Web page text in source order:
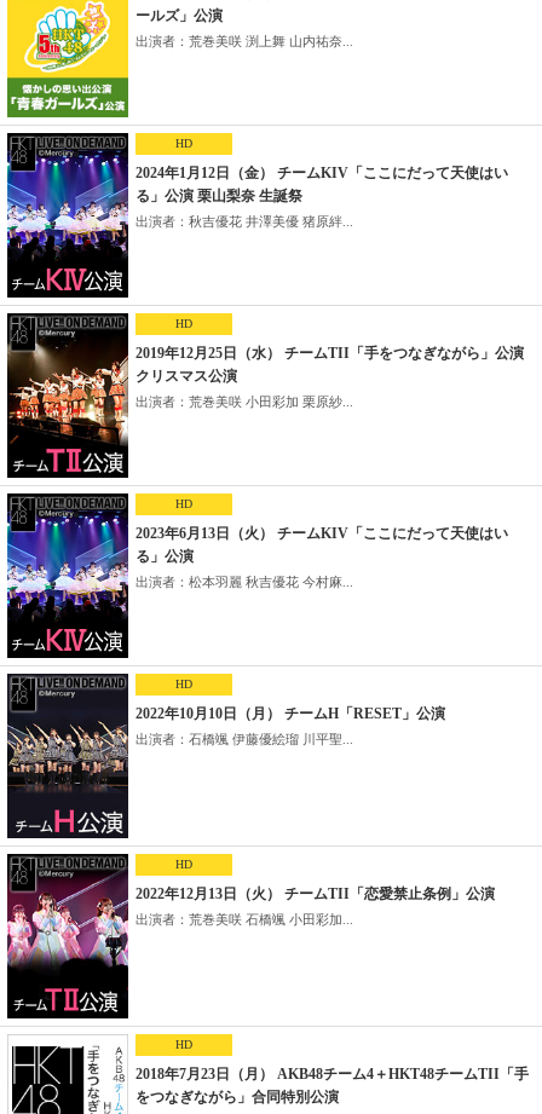
ールズ」公演
出演者：荒巻美咲 渕上舞 山内祐奈...
HD
2024年1月12日（金） チームKIV「ここにだって天使はい
る」公演 栗山梨奈 生誕祭
出演者：秋吉優花 井澤美優 猪原絆...
HD
2019年12月25日（水） チームTII「手をつなぎながら」公演
クリスマス公演
出演者：荒巻美咲 小田彩加 栗原紗...
HD
2023年6月13日（火） チームKIV「ここにだって天使はい
る」公演
出演者：松本羽麗 秋吉優花 今村麻...
HD
2022年10月10日（月） チームH「RESET」公演
出演者：石橋颯 伊藤優絵瑠 川平聖...
HD
2022年12月13日（火） チームTII「恋愛禁止条例」公演
出演者：荒巻美咲 石橋颯 小田彩加...
HD
2018年7月23日（月） AKB48チーム4＋HKT48チームTII「手
をつなぎながら」合同特別公演